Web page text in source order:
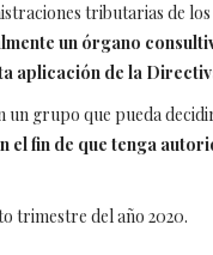
tributarias de
un órgano
aplicación de la
grupo que pueda
fin de que tenga
trimestre del año 2020.